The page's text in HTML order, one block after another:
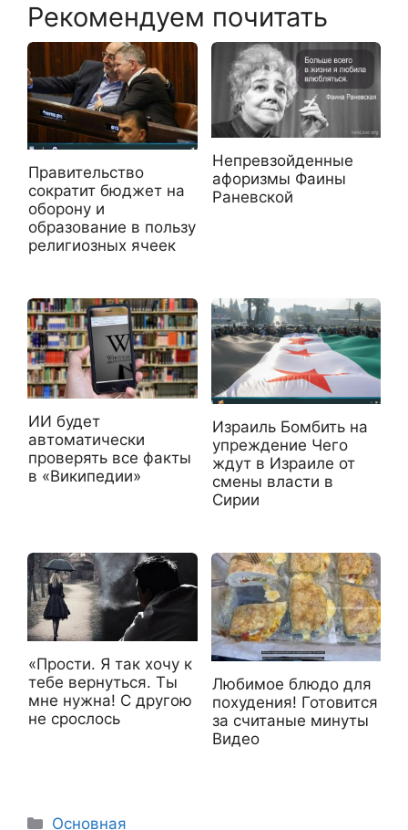
Рекомендуем почитать
Правительство
сократит бюджет на
оборону и
образование в пользу
религиозных ячеек
Непревзойденные
афоризмы Фаины
Раневской
ИИ будет
автоматически
проверять все факты
в «Википедии»
Израиль Бомбить на
упреждение Чего
ждут в Израиле от
смены власти в
Сирии
«Прости. Я так хочу к
тебе вернуться. Ты
мне нужна! С другою
не срослось
Любимое блюдо для
похудения! Готовится
за считаные минуты
Видео
Рубрики
Основная